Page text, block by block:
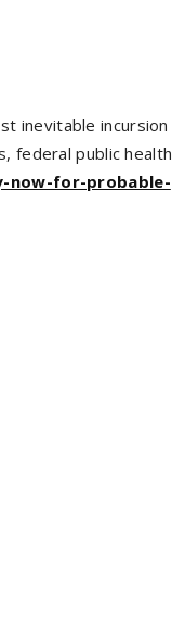
inevitable incursion
federal public health
now-for-probable-